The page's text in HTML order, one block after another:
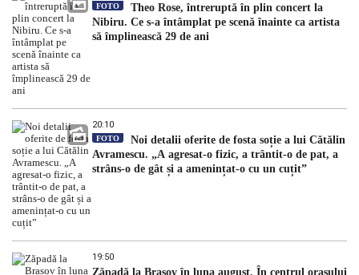
FOTO
Theo Rose, întreruptă în plin concert la
Nibiru. Ce s-a întâmplat pe scenă înainte ca artista
să împlinească 29 de ani
20:10
FOTO
Noi detalii oferite de fosta soție a lui Cătălin
Avramescu. „A agresat-o fizic, a trântit-o de pat, a
strâns-o de gât și a amenințat-o cu un cuțit”
19:50
Zăpadă la Brașov în luna august. În centrul orașului